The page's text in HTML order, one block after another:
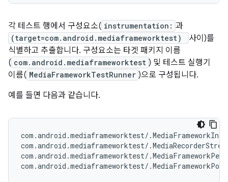
각 테스트 행에서 구성요소( instrumentation: 과
(target=com.android.mediaframeworktest)
사이)를
식별하고 추출합니다. 구성요소는 타겟 패키지 이름
( com.android.mediaframeworktest ) 및 테스트 실행기
이름( MediaFrameworkTestRunner )으로 구성됩니다.
예를 들면 다음과 같습니다.
com.android.mediaframeworktest/
com.android.mediaframeworktest/
com.android.mediaframeworktest/